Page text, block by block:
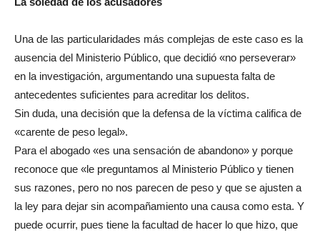
Una de las particularidades más complejas de este caso es la
ausencia del Ministerio Público, que decidió «no perseverar»
en la investigación, argumentando una supuesta falta de
antecedentes suficientes para acreditar los delitos.
Sin duda, una decisión que la defensa de la víctima califica de
«carente de peso legal».
Para el abogado «es una sensación de abandono» y porque
reconoce que «le preguntamos al Ministerio Público y tienen
sus razones, pero no nos parecen de peso y que se ajusten a
la ley para dejar sin acompañamiento una causa como esta. Y
puede ocurrir, pues tiene la facultad de hacer lo que hizo, que